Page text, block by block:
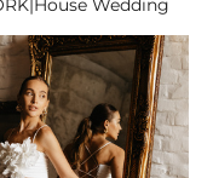
Wedding